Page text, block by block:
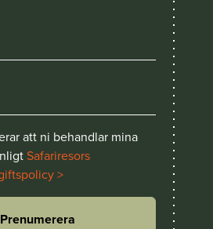
att ni behandlar mina
Safariresors
>
Prenumerera